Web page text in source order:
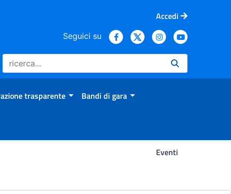
Accedi
Seguici su
trasparente Bandi di gara
Eventi